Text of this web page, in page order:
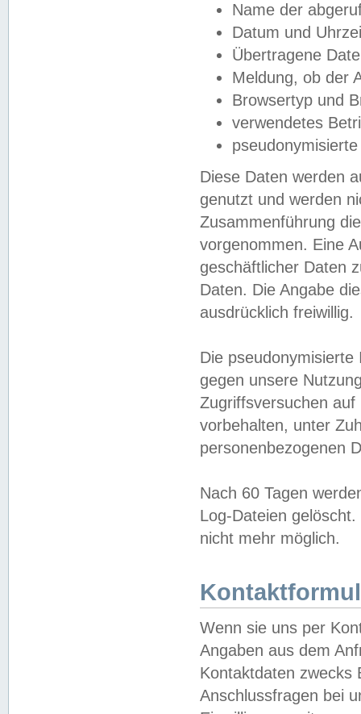
Name der
Datum und
Übertragene
Meldung, ob der
Browsertyp und
verwendetes
Diese Daten werden
genutzt und werden
Zusammenführung
vorgenommen. Eine
geschäftlicher Daten
Daten. Die Angabe
ausdrücklich freiwillig.
Die
gegen unsere
Zugriffsversuchen
vorbehalten, unter
personenbezogenen
Nach 60 Tagen
Log-Dateien
nicht mehr möglich.
Wenn sie uns per
Angaben aus dem
Kontaktdaten zwecks
Anschlussfragen bei